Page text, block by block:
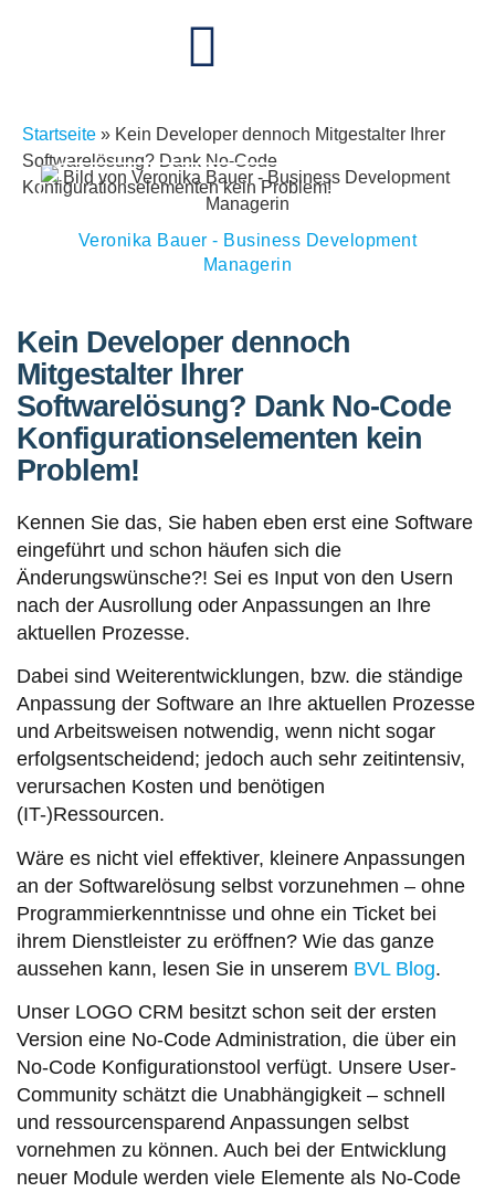
Startseite » Kein Developer dennoch Mitgestalter Ihrer
Softwarelösung? Dank No-Code
Konfigurationselementen kein Problem!
Veronika Bauer - Business Development
Managerin
Kein Developer dennoch
Mitgestalter Ihrer
Softwarelösung? Dank No-Code
Konfigurationselementen kein
Problem!
Kennen Sie das, Sie haben eben erst eine Software
eingeführt und schon häufen sich die
Änderungswünsche?! Sei es Input von den Usern
nach der Ausrollung oder Anpassungen an Ihre
aktuellen Prozesse.
Dabei sind Weiterentwicklungen, bzw. die ständige
Anpassung der Software an Ihre aktuellen Prozesse
und Arbeitsweisen notwendig, wenn nicht sogar
erfolgsentscheidend; jedoch auch sehr zeitintensiv,
verursachen Kosten und benötigen
(IT-)Ressourcen.
Wäre es nicht viel effektiver, kleinere Anpassungen
an der Softwarelösung selbst vorzunehmen – ohne
Programmierkenntnisse und ohne ein Ticket bei
ihrem Dienstleister zu eröffnen? Wie das ganze
aussehen kann, lesen Sie in unserem BVL Blog.
Unser LOGO CRM besitzt schon seit der ersten
Version eine No-Code Administration, die über ein
No-Code Konfigurationstool verfügt. Unsere User-
Community schätzt die Unabhängigkeit – schnell
und ressourcensparend Anpassungen selbst
vornehmen zu können. Auch bei der Entwicklung
neuer Module werden viele Elemente als No-Code